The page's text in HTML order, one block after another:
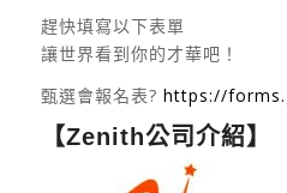
趕快填寫以下表單
讓世界看到你的才華吧！
甄選會報名表? https://
【Zenith公司介紹】